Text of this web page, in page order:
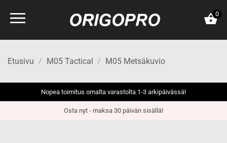
0
Etusivu / M05 Tactical / M05 Metsäkuvio
Nopea toimitus omalta varastolta 1-3 arkipäivässä!
Osta nyt - maksa 30 päivän sisällä!